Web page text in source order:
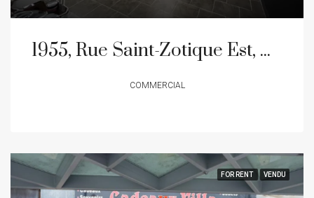
1955, Rue Saint-Zotique Est, Montréal (Rosemont/La Petite-Patrie), Quartier La Petite-Patrie
COMMERCIAL
FOR RENT VENDU